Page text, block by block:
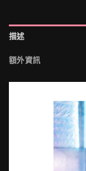
描述
額外資訊